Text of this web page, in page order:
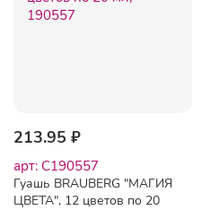
213.95 ₽
арт: C190557
Гуашь BRAUBERG "МАГИЯ
ЦВЕТА", 12 цветов по 20